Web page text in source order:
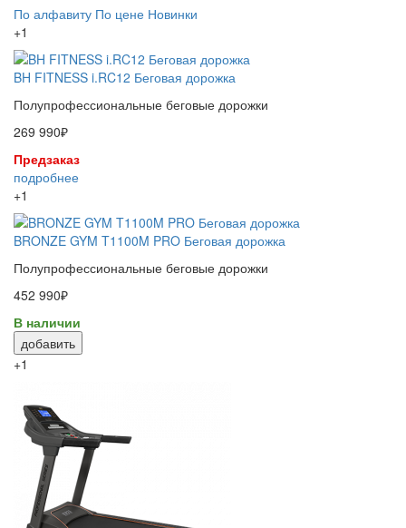
По алфавиту По цене Новинки
+1
BH FITNESS i.RC12 Беговая дорожка
Полупрофессиональные беговые дорожки
269 990₽
Предзаказ
подробнее
+1
BRONZE GYM T1100M PRO Беговая дорожка
Полупрофессиональные беговые дорожки
452 990₽
В наличии
добавить
+1